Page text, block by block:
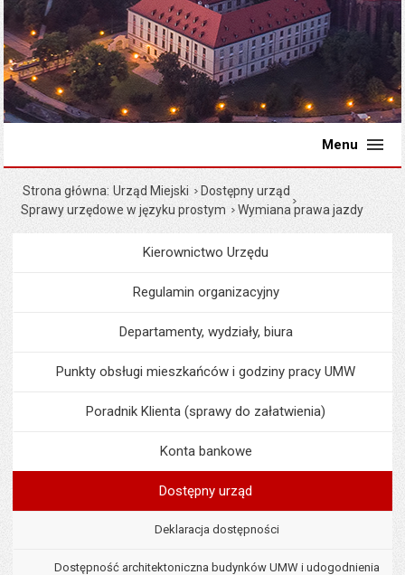
Menu
Strona główna Urząd Miejski
Dostępny urząd
Sprawy urzędowe w języku prostym
Wymiana prawa jazdy
MenuUrząd Miejski
Kierownictwo Urzędu
Regulamin organizacyjny
Departamenty, wydziały, biura
Punkty obsługi mieszkańców i godziny pracy UMW
Poradnik Klienta (sprawy do załatwienia)
Konta bankowe
Dostępny urząd
Deklaracja dostępności
Dostępność architektoniczna budynków UMW i udogodnienia